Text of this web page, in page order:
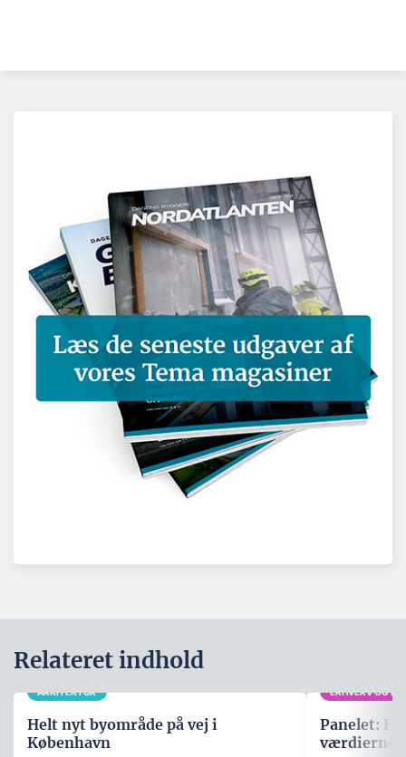
Relateret indhold
ARKITEKTUR
Helt nyt byområde på vej i
København
ERHVERV OG
Panelet:
værdierne,